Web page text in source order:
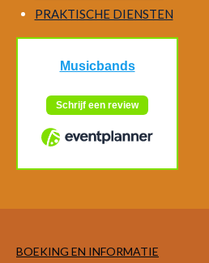
PRAKTISCHE DIENSTEN
BOEKING EN INFORMATIE